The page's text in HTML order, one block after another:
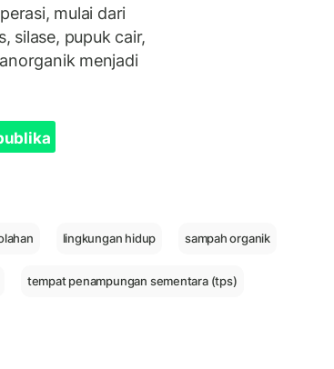
mulai dari
silase, pupuk cair,
menjadi
lingkungan hidup sampah organik
tempat penampungan sementara (tps)